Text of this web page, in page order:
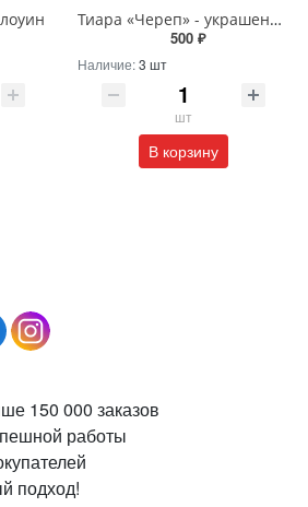
Тиара «Череп» - украшение на Хэллоуин
500 ₽
Наличие:3 шт
шт
В корзину
150 000 заказов
работы
подход!